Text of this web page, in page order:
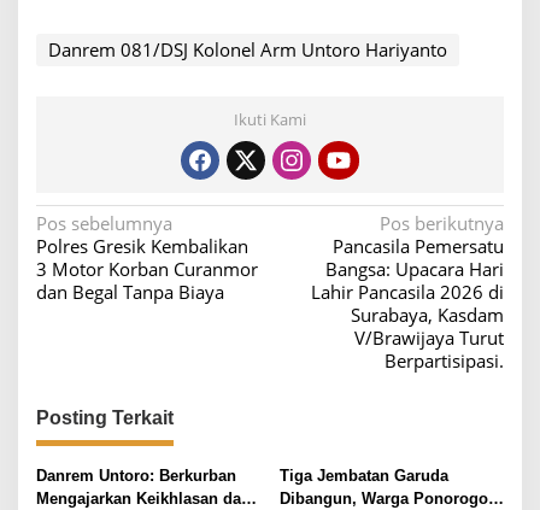
Danrem 081/DSJ Kolonel Arm Untoro Hariyanto
Ikuti Kami
N
a
v
s
i
p
Pos sebelumnya
Polres Gresik Kembalikan
3 Motor Korban Curanmor
dan Begal Tanpa Biaya
Pos berikutnya
Pancasila Pemersatu
Bangsa: Upacara Hari
Lahir Pancasila 2026 di
Surabaya, Kasdam
V/Brawijaya Turut
Berpartisipasi.
Posting Terkait
Danrem Untoro: Berkurban
Mengajarkan Keikhlasan dan
Tiga Jembatan Garuda
Dibangun, Warga Ponorogo